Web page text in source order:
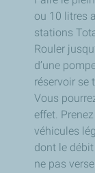
ou 10 litres
stations
Rouler
d’une
réservoir se
Vous
effet.
véhicules
dont le
ne pas